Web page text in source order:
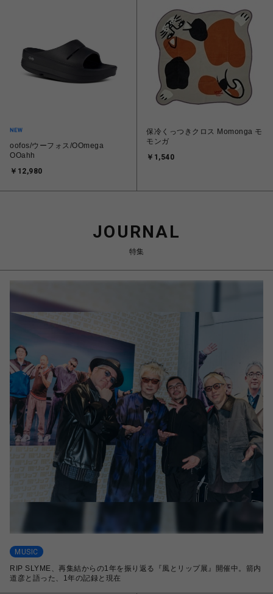
oofos/ウーフォス/OOmega
OOahh
￥12,980
保冷くっつきクロス Momonga モ
モンガ
￥1,540
JOURNAL
特集
MUSIC
RIP SLYME、再集結からの1年を振り返る『風とリップ展』開催中。箭内
道彦と語った、1年の記録と現在